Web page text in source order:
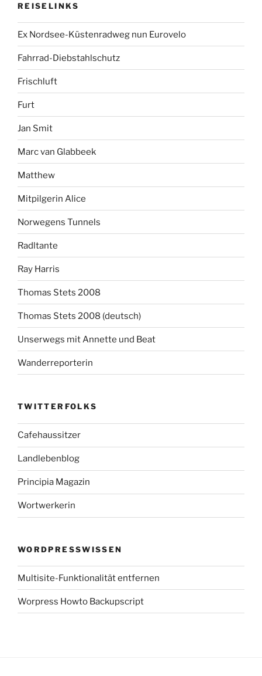
REISELINKS
Ex Nordsee-Küstenradweg nun Eurovelo
Fahrrad-Diebstahlschutz
Frischluft
Furt
Jan Smit
Marc van Glabbeek
Matthew
Mitpilgerin Alice
Norwegens Tunnels
Radltante
Ray Harris
Thomas Stets 2008
Thomas Stets 2008 (deutsch)
Unserwegs mit Annette und Beat
Wanderreporterin
TWITTERFOLKS
Cafehaussitzer
Landlebenblog
Principia Magazin
Wortwerkerin
WORDPRESSWISSEN
Multisite-Funktionalität entfernen
Worpress Howto Backupscript